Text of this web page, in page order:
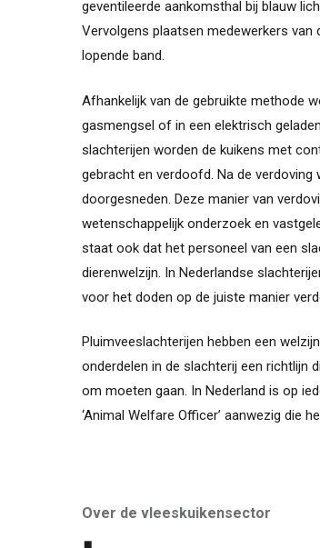
geventileerde aankomsthal bij blauw
Vervolgens plaatsen medewerkers van
lopende band.
Afhankelijk van de gebruikte methode
gasmengsel of in een elektrisch
slachterijen worden de kuikens met
gebracht en verdoofd. Na de verdoving
doorgesneden. Deze manier van
wetenschappelijk onderzoek en
staat ook dat het personeel van een
dierenwelzijn. In Nederlandse
voor het doden op de juiste manier
Pluimveeslachterijen hebben een
onderdelen in de slachterij een richtlijn
om moeten gaan. In Nederland is op
‘Animal Welfare Officer’ aanwezig die
Over de vleeskuikensector